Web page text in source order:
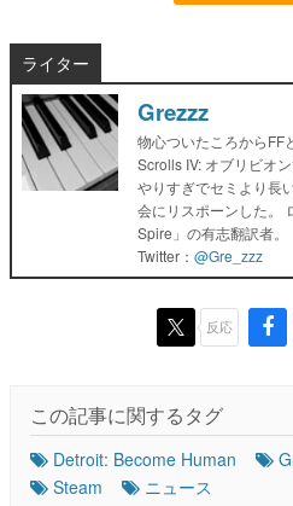
ライター
Grezzz
物心ついたころからFF
Scrolls IV: オブリビオ
やりすぎでセミより長
会にリスポーンした。
Spire」の有志翻訳者。
Twitter： @Gre_zzz
反応
この記事に関するタグ
Detroit: Become Human
Steam
ニュース